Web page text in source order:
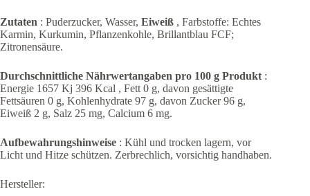
Zutaten : Puderzucker, Wasser, Eiweiß , Farbstoffe: Echtes
Karmin, Kurkumin, Pflanzenkohle, Brillantblau FCF;
Zitronensäure.
Durchschnittliche Nährwertangaben pro 100 g Produkt:
Energie 1657 Kj 396 Kcal , Fett 0 g, davon gesättigte
Fettsäuren 0 g, Kohlenhydrate 97 g, davon Zucker 96 g,
Eiweiß 2 g, Salz 25 mg, Calcium 6 mg.
Aufbewahrungshinweise : Kühl und trocken lagern, vor
Licht und Hitze schützen. Zerbrechlich, vorsichtig handhaben.
Hersteller: